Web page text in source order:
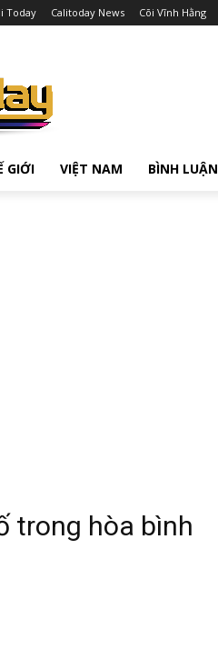
Today Calitoday News Cõi Vĩnh Hằng
GIỚI VIỆT NAM BÌNH LUẬN
trong hòa bình